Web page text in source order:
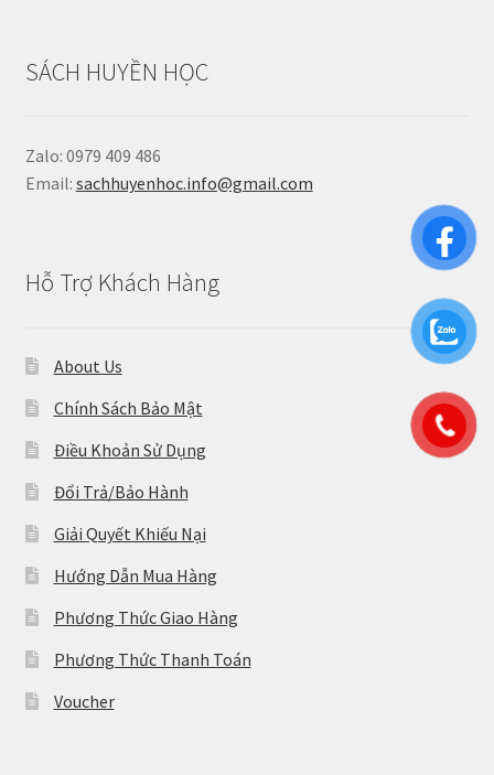
SÁCH HUYỀN HỌC
Zalo: 0979 409 486
Email: sachhuyenhoc.info@gmail.com
Hỗ Trợ Khách Hàng
About Us
Chính Sách Bảo Mật
Điều Khoản Sử Dụng
Đổi Trả/Bảo Hành
Giải Quyết Khiếu Nại
Hướng Dẫn Mua Hàng
Phương Thức Giao Hàng
Phương Thức Thanh Toán
Voucher